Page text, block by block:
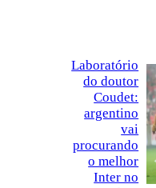
Laboratório
do doutor
Coudet:
argentino
vai
procurando
o melhor
Inter no